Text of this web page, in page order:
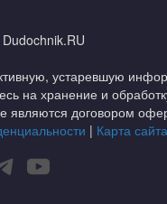
устаревшую
на хранение и
являются договором
| Карта сайта